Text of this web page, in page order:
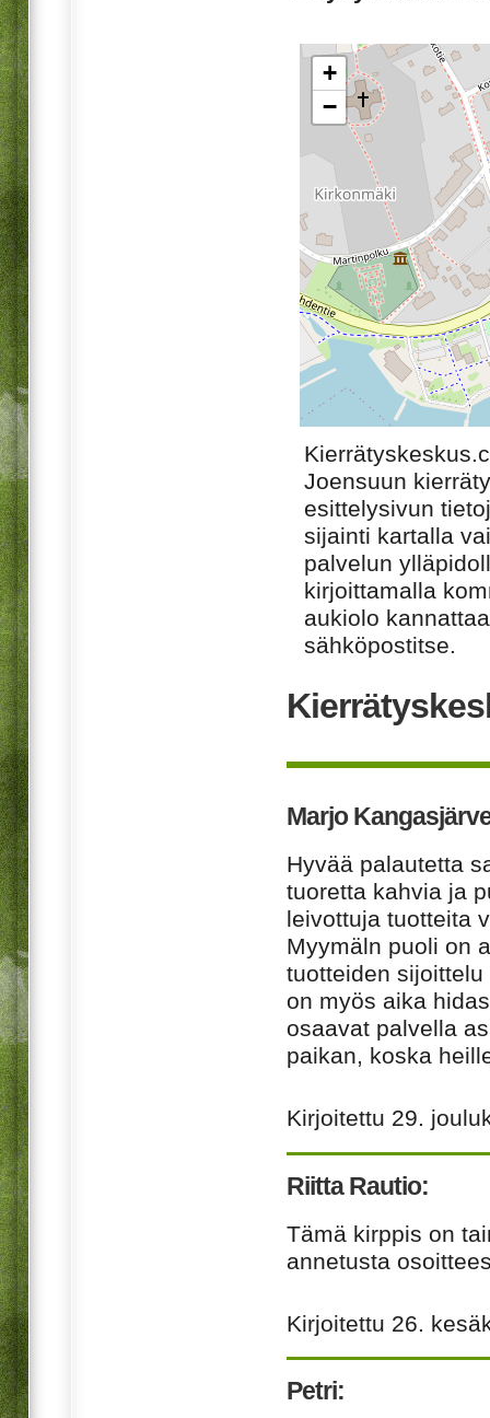
+
−
Joensuun
esittelysivun
sijainti kartalla
palvelun
kirjoittamalla
aukiolo
sähköpostitse.
Marjo
Hyvää palautetta
tuoretta kahvia ja
leivottuja tuotteita
Myymäln puoli on
tuotteiden
on myös aika
osaavat palvella
paikan, koska
Kirjoitettu 29.
Riitta Rautio:
Tämä kirppis on
annetusta
Kirjoitettu 26.
Petri: